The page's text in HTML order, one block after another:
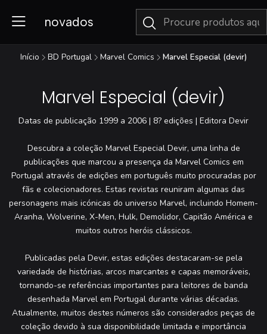
novados
Início BD Portugal Marvel Comics Marvel Especial (devir)
Marvel Especial (devir)
Datas de publicação 1999 a 2006 | 8? edições | Editora Devir
Descubra a coleção Marvel Especial Devir, uma linha de
publicações que marcou a presença da Marvel Comics em
Portugal através de edições em português muito procuradas por
fãs e colecionadores. Estas revistas reuniram algumas das
personagens mais icónicas do universo Marvel, incluindo Homem-
Aranha, Wolverine, X-Men, Hulk, Demolidor, Capitão América e
muitos outros heróis clássicos.
Publicadas pela Devir, estas edições destacaram-se pela
variedade de histórias, arcos marcantes e capas memoráveis,
tornando-se referências importantes para leitores de banda
desenhada Marvel em Portugal durante várias décadas.
Atualmente, muitos destes números são considerados peças de
coleção devido à sua disponibilidade limitada e importância